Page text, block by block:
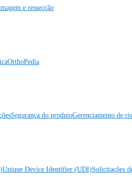
e ressecção
OrthoPedia
Segurança do produtoGerenciamento de
Unique Device Identifier (UDI)Solicitações